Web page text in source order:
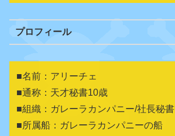
プロフィール
■名前：アリーチェ
■通称：天才秘書10歳
■組織：ガレーラカンパニー/社長秘書
■所属船：ガレーラカンパニーの船